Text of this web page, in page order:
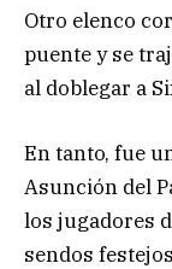
Otro elenco
puente y se
al doblegar a
En tanto, fue
Asunción del
los jugadores
sendos